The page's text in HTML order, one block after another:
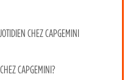
CHEZ CAPGEMINI
CAPGEMINI?